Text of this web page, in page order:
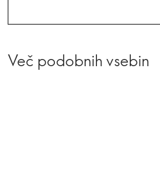
Več podobnih vsebin